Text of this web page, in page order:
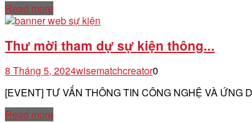
Read more
Thư mời tham dự sự kiện thông...
8 Tháng 5, 2024wisematchcreator0
[EVENT] TƯ VẤN THÔNG TIN CÔNG NGHỆ VÀ ỨNG
Read more